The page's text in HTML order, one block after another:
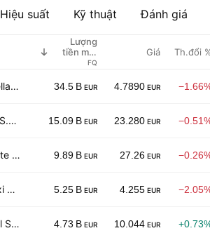
Hiệu suất Kỹ thuật Đánh giá
Lượng
tiền mặt
nắm giữ
FQ
Giá Th.đổi
Stellantis N.V. 34.5 B EUR 4.7890 EUR
Eni S.p.A. 15.09 B EUR 23.280 EUR
Poste Italiane SpA 9.89 B EUR 27.26 EUR
Nexi S.p.A. 5.25 B EUR 4.255 EUR
Enel SpA 4.73 B EUR 10.044 EUR